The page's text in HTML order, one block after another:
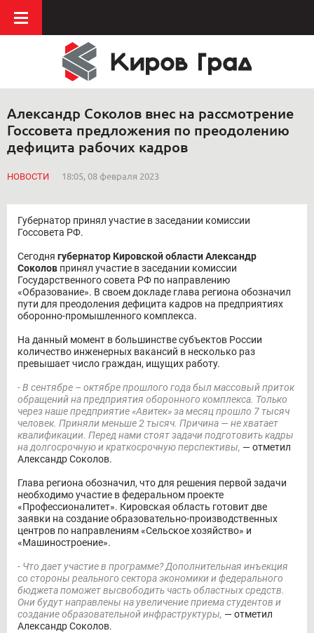
Александр Соколов внес на рассмотрение
Госсовета предложения по преодолению
дефицита рабочих кадров
НОВОСТИ 18:05, 08 февраля 2023
Губернатор принял участие в заседании комиссии
Госсовета РФ.
Сегодня губернатор Кировской области Александр
Соколов принял участие в заседании комиссии
Государственного совета РФ по направлению
«Образование». В своем докладе глава региона обозначил
пути для преодоления дефицита кадров на предприятиях
оборонно-промышленного комплекса.
На данный момент в большинстве субъектов России
количество инженерных вакансий в несколько раз
превышает число граждан, ищущих работу.
- В сентябре – октябре прошлого года был массовый приток
обращений на предприятия оборонного комплекса. Только
через наше предприятие «Авитек» за месяц прошло 7 тысяч
человек. Приняли меньше 2 тысяч. Причина — не хватает
квалификации. Перед нами стоят задачи подготовить кадры
на долгосрочную и краткосрочную перспективы, — отметил
Александр Соколов.
Глава региона обозначил, что для решения первой задачи
необходимо участие в федеральном проекте
«Профессионалитет». Кировская область готовит две
заявки на создание образовательно-производственных
центров по направлениям «Сельское хозяйство» и
«Машиностроение».
- Что дает участие в программе? Дополнительная инъекция
со стороны реального сектора экономики и федерального
бюджета поможет высвободить часть областных средств.
Они будут направлены на увеличение приема студентов и
создание образовательной инфраструктуры, — отметил
Александр Соколов.